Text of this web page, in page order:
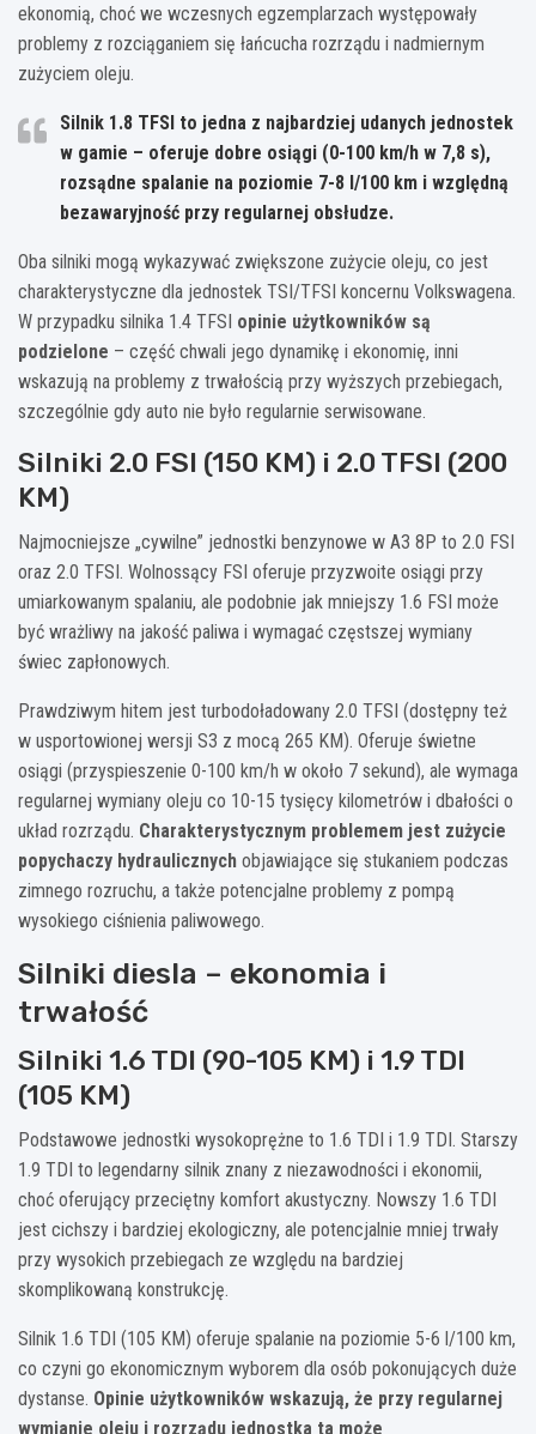
ekonomią, choć we wczesnych egzemplarzach występowały
problemy z rozciąganiem się łańcucha rozrządu i nadmiernym
zużyciem oleju.
Silnik 1.8 TFSI to jedna z najbardziej udanych jednostek
w gamie – oferuje dobre osiągi (0-100 km/h w 7,8 s),
rozsądne spalanie na poziomie 7-8 l/100 km i względną
bezawaryjność przy regularnej obsłudze.
Oba silniki mogą wykazywać zwiększone zużycie oleju, co jest
charakterystyczne dla jednostek TSI/TFSI koncernu Volkswagena.
W przypadku silnika 1.4 TFSI opinie użytkowników są
podzielone – część chwali jego dynamikę i ekonomię, inni
wskazują na problemy z trwałością przy wyższych przebiegach,
szczególnie gdy auto nie było regularnie serwisowane.
Silniki 2.0 FSI (150 KM) i 2.0 TFSI (200
KM)
Najmocniejsze „cywilne” jednostki benzynowe w A3 8P to 2.0 FSI
oraz 2.0 TFSI. Wolnossący FSI oferuje przyzwoite osiągi przy
umiarkowanym spalaniu, ale podobnie jak mniejszy 1.6 FSI może
być wrażliwy na jakość paliwa i wymagać częstszej wymiany
świec zapłonowych.
Prawdziwym hitem jest turbodoładowany 2.0 TFSI (dostępny też
w usportowionej wersji S3 z mocą 265 KM). Oferuje świetne
osiągi (przyspieszenie 0-100 km/h w około 7 sekund), ale wymaga
regularnej wymiany oleju co 10-15 tysięcy kilometrów i dbałości o
układ rozrządu. Charakterystycznym problemem jest zużycie
popychaczy hydraulicznych objawiające się stukaniem podczas
zimnego rozruchu, a także potencjalne problemy z pompą
wysokiego ciśnienia paliwowego.
Silniki diesla – ekonomia i
trwałość
Silniki 1.6 TDI (90-105 KM) i 1.9 TDI
(105 KM)
Podstawowe jednostki wysokoprężne to 1.6 TDI i 1.9 TDI. Starszy
1.9 TDI to legendarny silnik znany z niezawodności i ekonomii,
choć oferujący przeciętny komfort akustyczny. Nowszy 1.6 TDI
jest cichszy i bardziej ekologiczny, ale potencjalnie mniej trwały
przy wysokich przebiegach ze względu na bardziej
skomplikowaną konstrukcję.
Silnik 1.6 TDI (105 KM) oferuje spalanie na poziomie 5-6 l/100 km,
co czyni go ekonomicznym wyborem dla osób pokonujących duże
dystanse. Opinie użytkowników wskazują, że przy regularnej
wymianie oleju i rozrządu jednostka ta może